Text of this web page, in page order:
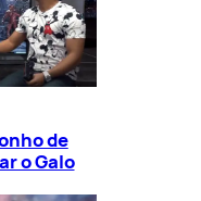
de
o Galo